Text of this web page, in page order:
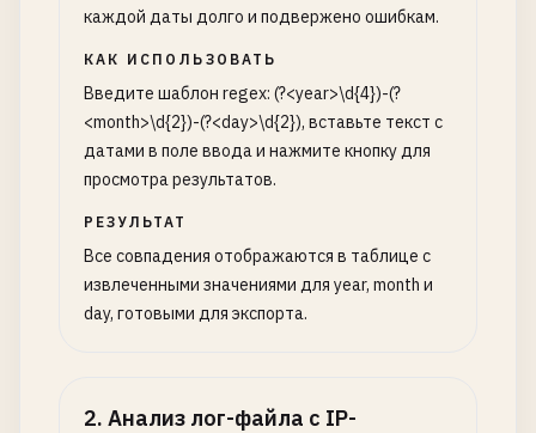
каждой даты долго и подвержено ошибкам.
КАК ИСПОЛЬЗОВАТЬ
Введите шаблон regex: (?<year>\d{4})-(?
<month>\d{2})-(?<day>\d{2}), вставьте текст с
датами в поле ввода и нажмите кнопку для
просмотра результатов.
РЕЗУЛЬТАТ
Все совпадения отображаются в таблице с
извлеченными значениями для year, month и
day, готовыми для экспорта.
2. Анализ лог-файла с IP-